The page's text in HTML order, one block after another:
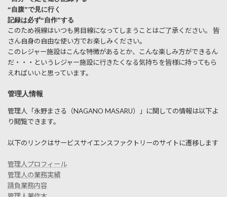
“自腹”で見に行く
記録は必ず“自作”する
このため視線はいつも男目線になってしまうことはご了承ください。 皆
さん自身の自由な使い方でお楽しみください。
このレジャー施設はこんな特徴があるとか、こんな楽しみ方ができるん
だ・・・というレジャー施設に行きたくなる気持ちを皆様に持ってもら
えればいいと思っています。
管理人情報
管理人「永野まさる（NAGANO MASARU）」に関しての情報は以下よ
り閲覧できます。
以下のリンクはサービスサイエンスファクトリーのサイトに遷移します
管理人プロフィール
管理人の業務実績
請負業務内容